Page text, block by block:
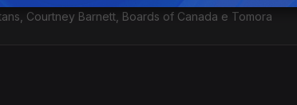
Courtney Barnett, Boards of Canada e Tomora